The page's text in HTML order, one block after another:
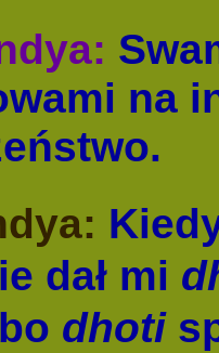
na
dał mi
dhoti